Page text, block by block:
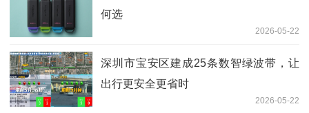
何选
2026-05-22
深圳市宝安区建成25条数智绿波带，让
出行更安全更省时
2026-05-22